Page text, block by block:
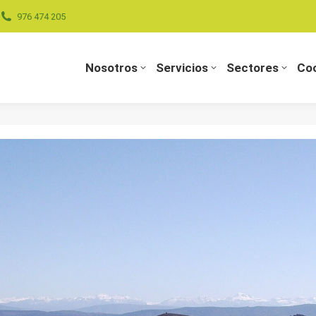
976 474 205
Nosotros Servicios Sectores